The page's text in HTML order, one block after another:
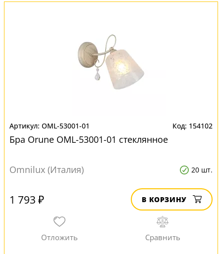
OML-53001-01 154102
Бра Orune OML-53001-01 стеклянное
Omnilux (Италия) 20 шт.
1 793 ₽ В КОРЗИНУ